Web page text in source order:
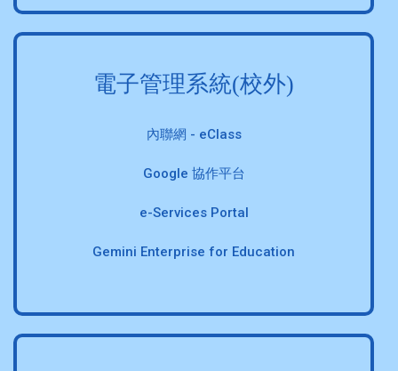
電子管理系統(校外)
內聯網 - eClass
Google 協作平台
e-Services Portal
Gemini Enterprise for Education